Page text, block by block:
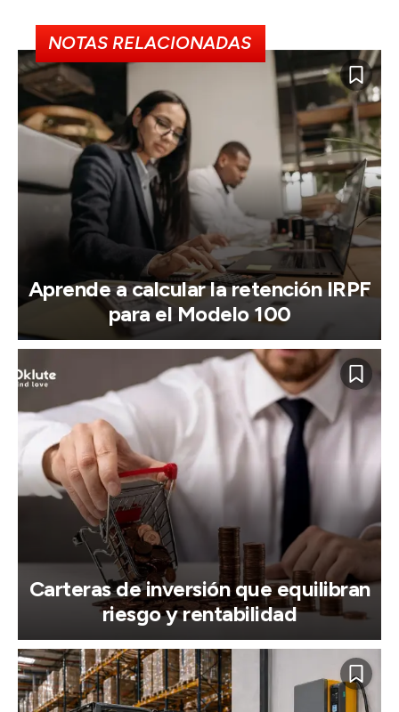
NOTAS RELACIONADAS
Aprende a calcular la retención IRPF
para el Modelo 100
Carteras de inversión que equilibran
riesgo y rentabilidad